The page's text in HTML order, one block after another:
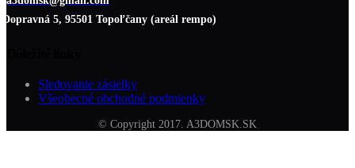
Dopravná 5, 95501 Topoľčany (areál rempo)
Sledovanie zásielky
Všeobecné obchodné podmienky
© Copyright 2017. A3DOMSK.SK